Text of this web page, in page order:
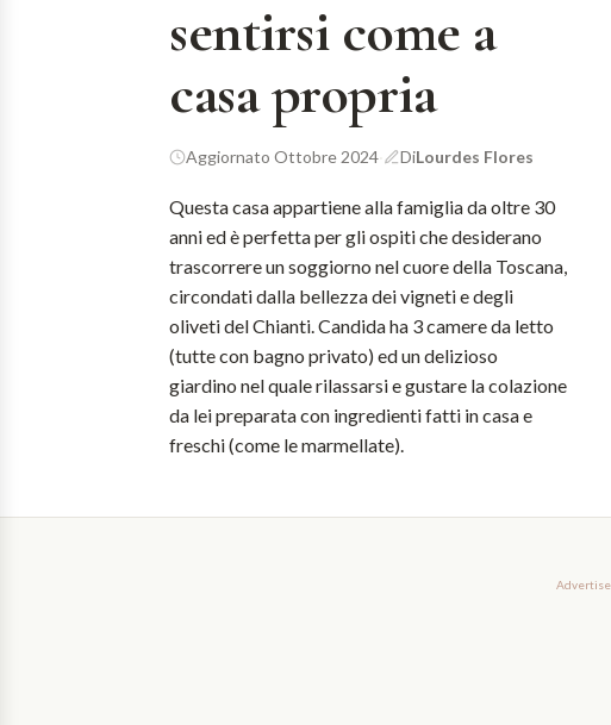
sentirsi come a
casa propria
Aggiornato Ottobre 2024 DiLourdes Flores
Questa casa appartiene alla famiglia da oltre 30
anni ed è perfetta per gli ospiti che desiderano
trascorrere un soggiorno nel cuore della Toscana,
circondati dalla bellezza dei vigneti e degli
oliveti del Chianti. Candida ha 3 camere da letto
(tutte con bagno privato) ed un delizioso
giardino nel quale rilassarsi e gustare la colazione
da lei preparata con ingredienti fatti in casa e
freschi (come le marmellate).